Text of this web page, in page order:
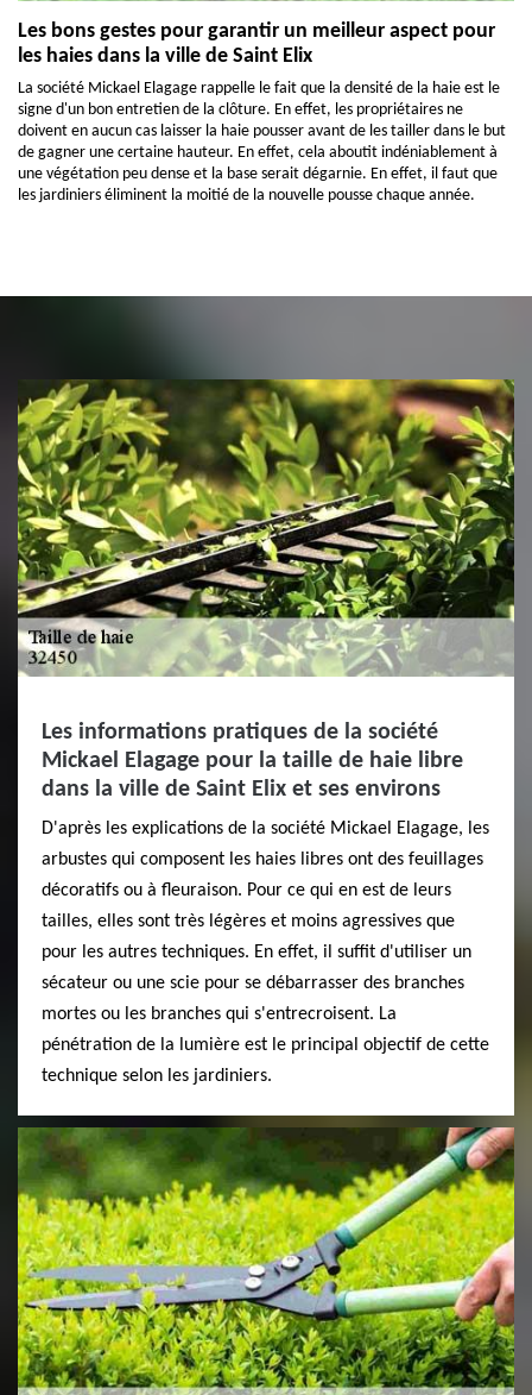
Les bons gestes pour garantir un meilleur aspect pour
les haies dans la ville de Saint Elix
La société Mickael Elagage rappelle le fait que la densité de la haie est le
signe d'un bon entretien de la clôture. En effet, les propriétaires ne
doivent en aucun cas laisser la haie pousser avant de les tailler dans le but
de gagner une certaine hauteur. En effet, cela aboutit indéniablement à
une végétation peu dense et la base serait dégarnie. En effet, il faut que
les jardiniers éliminent la moitié de la nouvelle pousse chaque année.
Les informations pratiques de la société
Mickael Elagage pour la taille de haie libre
dans la ville de Saint Elix et ses environs
D'après les explications de la société Mickael Elagage, les
arbustes qui composent les haies libres ont des feuillages
décoratifs ou à fleuraison. Pour ce qui en est de leurs
tailles, elles sont très légères et moins agressives que
pour les autres techniques. En effet, il suffit d'utiliser un
sécateur ou une scie pour se débarrasser des branches
mortes ou les branches qui s'entrecroisent. La
pénétration de la lumière est le principal objectif de cette
technique selon les jardiniers.